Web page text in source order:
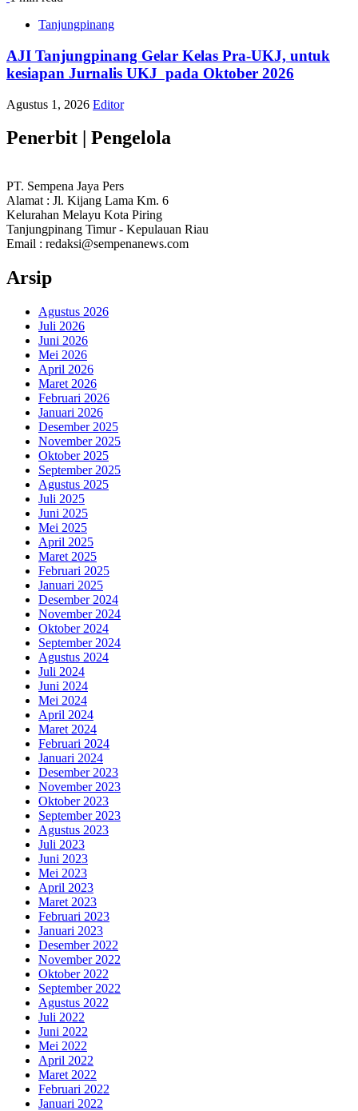
Tanjungpinang
AJI Tanjungpinang Gelar Kelas Pra-UKJ, untuk
kesiapan Jurnalis UKJ pada Oktober 2026
Agustus 1, 2026 Editor
Penerbit | Pengelola
PT. Sempena Jaya Pers
Alamat : Jl. Kijang Lama Km. 6
Kelurahan Melayu Kota Piring
Tanjungpinang Timur - Kepulauan Riau
Email : redaksi@sempenanews.com
Arsip
Agustus 2026
Juli 2026
Juni 2026
Mei 2026
April 2026
Maret 2026
Februari 2026
Januari 2026
Desember 2025
November 2025
Oktober 2025
September 2025
Agustus 2025
Juli 2025
Juni 2025
Mei 2025
April 2025
Maret 2025
Februari 2025
Januari 2025
Desember 2024
November 2024
Oktober 2024
September 2024
Agustus 2024
Juli 2024
Juni 2024
Mei 2024
April 2024
Maret 2024
Februari 2024
Januari 2024
Desember 2023
November 2023
Oktober 2023
September 2023
Agustus 2023
Juli 2023
Juni 2023
Mei 2023
April 2023
Maret 2023
Februari 2023
Januari 2023
Desember 2022
November 2022
Oktober 2022
September 2022
Agustus 2022
Juli 2022
Juni 2022
Mei 2022
April 2022
Maret 2022
Februari 2022
Januari 2022